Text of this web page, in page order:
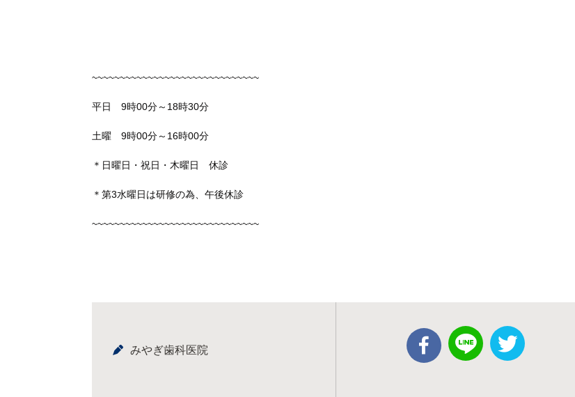
~~~~~~~~~~~~~~~~~~~~~~~~~~~~~~
平日 9時00分～18時30分
土曜 9時00分～16時00分
＊日曜日・祝日・木曜日 休診
＊第3水曜日は研修の為、午後休診
~~~~~~~~~~~~~~~~~~~~~~~~~~~~~~
みやぎ歯科医院